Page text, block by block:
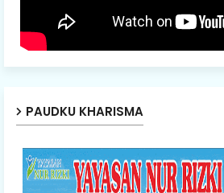
PAUDKU KHARISMA